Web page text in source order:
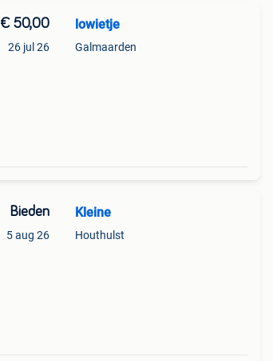
€ 50,00
26 jul 26
lowietje
Galmaarden
Bieden
5 aug 26
Kleine
Houthulst